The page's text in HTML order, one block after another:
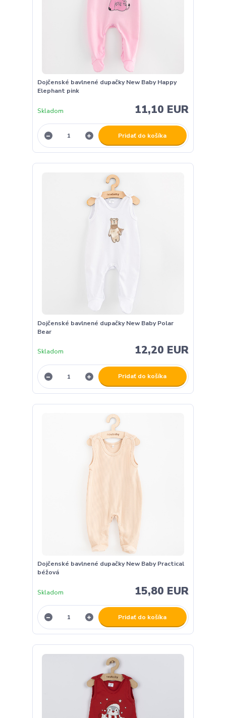
Dojčenské bavlnené dupačky New Baby Happy
Elephant pink
11,10 EUR
Skladom
Pridať do košíka
Dojčenské bavlnené dupačky New Baby Polar
Bear
12,20 EUR
Skladom
Pridať do košíka
Dojčenské bavlnené dupačky New Baby Practical
béžová
15,80 EUR
Skladom
Pridať do košíka